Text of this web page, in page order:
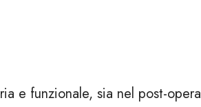
e funzionale, sia nel post-